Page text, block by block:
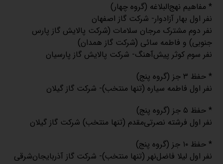
* مفاهیم نهج‌البلاغه (گروه چهار)
نفر اول بهار آزادوار- شرکت گاز اصفهان
نفر دوم مشترک مرجان سلامات (شرکت پالایش گاز پارس
جنوبی) و فاطمه سائی (شرکت گاز همدان)
نفر سوم کوثر پیش‌آهنگ- شرکت پالایش گاز پارسیان
* حفظ ۳ جز (گروه پنج)
نفر اول فاطمه سیاره (تنها منتخب)- شرکت گاز گیلان
* حفظ ۵ جز (گروه پنج)
نفر اول فرشته نصرتی‌مقدم (تنها منتخب) شرکت گاز گیلان
* حفظ ۱۰ جز (گروه پنج)
نفر اول لیلا فاضل‌نهر (تنها منتخب)- شرکت گاز آذربایجان‌شرقی